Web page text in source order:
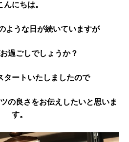
んにちは。
ような日が続いていますが
過ごしでしょうか？
タートいたしましたので
の良さをお伝えしたいと思いま
す。